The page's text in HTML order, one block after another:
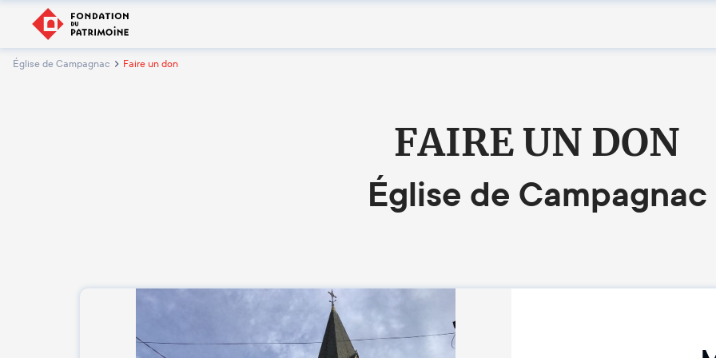
Église de Campagnac Faire un don
FAIRE UN DON
Église de Campagnac